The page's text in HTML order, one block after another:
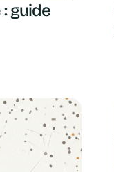
guide